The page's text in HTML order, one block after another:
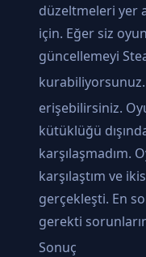
düzeltmeleri yer
için. Eğer siz
güncellemeyi
erişebilirsiniz.
kütüklüğü
karşılaşmadım.
karşılaştım ve
gerçekleşti. En
gerekti
Sonuç